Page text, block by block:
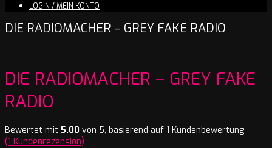
LOGIN / MEIN KONTO
DIE RADIOMACHER – GREY FAKE RADIO
DIE RADIOMACHER – GREY FAKE
RADIO
Bewertet mit 5.00 von 5, basierend auf 1 Kundenbewertung
(1 Kundenrezension)